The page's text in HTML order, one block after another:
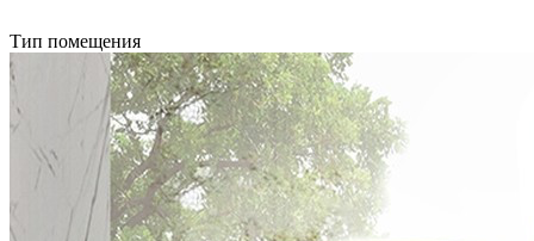
Тип помещения